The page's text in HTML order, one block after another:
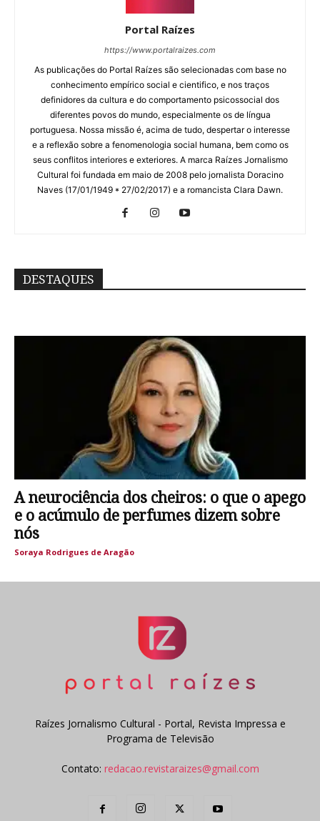
Portal Raízes
https://www.portalraizes.com
As publicações do Portal Raízes são selecionadas com base no
conhecimento empírico social e cientifico, e nos traços
definidores da cultura e do comportamento psicossocial dos
diferentes povos do mundo, especialmente os de língua
portuguesa. Nossa missão é, acima de tudo, despertar o interesse
e a reflexão sobre a fenomenologia social humana, bem como os
seus conflitos interiores e exteriores. A marca Raízes Jornalismo
Cultural foi fundada em maio de 2008 pelo jornalista Doracino
Naves (17/01/1949 * 27/02/2017) e a romancista Clara Dawn.
DESTAQUES
A neurociência dos cheiros: o que o apego
e o acúmulo de perfumes dizem sobre
nós
Soraya Rodrigues de Aragão
Raízes Jornalismo Cultural - Portal, Revista Impressa e
Programa de Televisão
Contato: redacao.revistaraizes@gmail.com